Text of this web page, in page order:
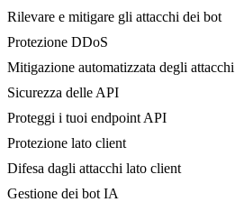
Rilevare e mitigare gli attacchi dei bot
Protezione DDoS
Mitigazione automatizzata degli
Sicurezza delle API
Proteggi i tuoi endpoint API
Protezione lato client
Difesa dagli attacchi lato client
Gestione dei bot IA